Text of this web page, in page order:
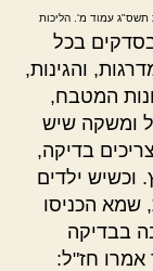
תשס"ג עמוד מ'. הליכות
בכל
והגינות,
המטבח,
ומשקה שיש
בדיקה,
ילדים
שמא הכניסו
בבדיקה
אמרו חז"ל: